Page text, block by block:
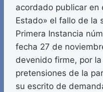
acordado publicar en
Estado» el fallo de la
Primera Instancia
fecha 27 de
devenido firme, por
pretensiones de la
su escrito de